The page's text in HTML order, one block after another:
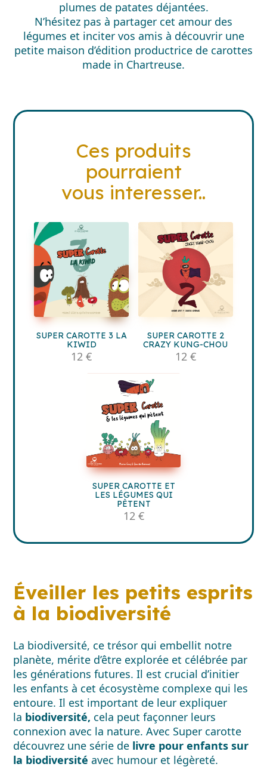
plumes de patates déjantées.
N’hésitez pas à partager cet amour des
légumes et inciter vos amis à découvrir une
petite maison d’édition productrice de carottes
made in Chartreuse.
Ces produits
pourraient
vous interesser..
SUPER CAROTTE 3 LA
KIWID
12 €
SUPER CAROTTE 2
CRAZY KUNG-CHOU
12 €
SUPER CAROTTE ET
LES LÉGUMES QUI
PÈTENT
12 €
Éveiller les petits esprits
à la biodiversité
La biodiversité, ce trésor qui embellit notre
planète, mérite d’être explorée et célébrée par
les générations futures. Il est crucial d’initier
les enfants à cet écosystème complexe qui les
entoure. Il est important de leur expliquer
la biodiversité, cela peut façonner leurs
connexion avec la nature. Avec Super carotte
découvrez une série de livre pour enfants sur
la biodiversité avec humour et légèreté.